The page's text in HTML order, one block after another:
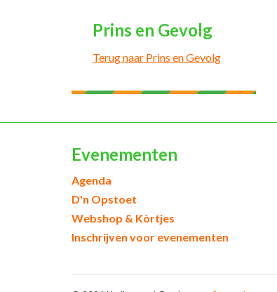
Prins en Gevolg
Terug naar Prins en Gevolg
Evenementen
Agenda
D'n Opstoet
Webshop & Kòrtjes
Inschrijven voor evenementen